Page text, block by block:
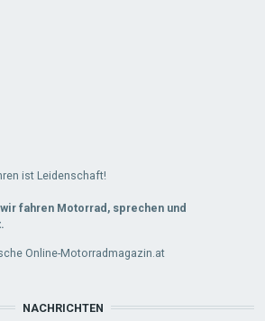
ist Leidenschaft!
fahren Motorrad, sprechen und
Online-Motorradmagazin.at
NACHRICHTEN